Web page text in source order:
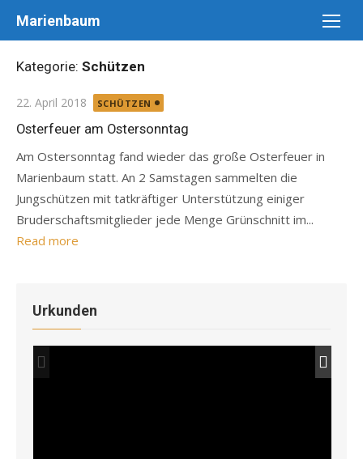
Marienbaum
Kategorie: Schützen
Posted
on
22. April 2018 SCHÜTZEN
Osterfeuer am Ostersonntag
Am Ostersonntag fand wieder das große Osterfeuer in
Marienbaum statt. An 2 Samstagen sammelten die
Jungschützen mit tatkräftiger Unterstützung einiger
Bruderschaftsmitglieder jede Menge Grünschnitt im...
Read more
Urkunden